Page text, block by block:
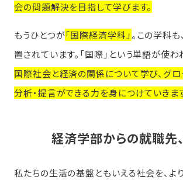
会の問題解決を目指して学びます。
もうひとつが「国際経済学科」 。この学科
置されています。「国際」という単語が使わ
国際社会と経済の関係について学び、グ
分析・提言ができる力を身につけていきま
経済学部からの就職先
私たちの生活の基盤ともいえる社会を、よ